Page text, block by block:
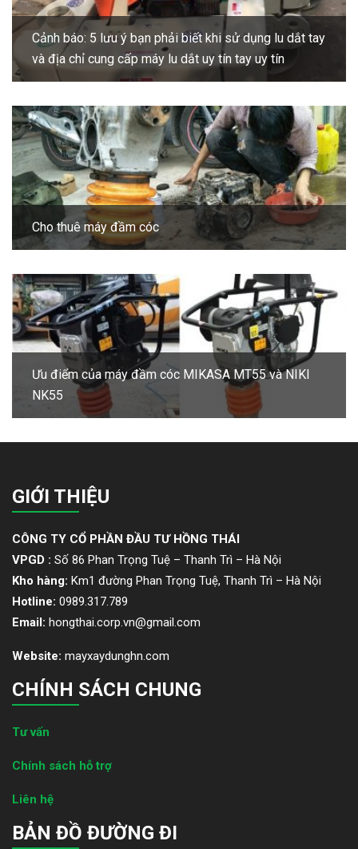
Cảnh báo: 5 lưu ý bạn phải biết khi sử dụng lu dắt tay
và địa chỉ cung cấp máy lu dắt uy tín tay uy tín
Cho thuê máy đầm cóc
Ưu điểm của máy đầm cóc MIKASA MT55 và NIKI
NK55
GIỚI THIỆU
CÔNG TY CỔ PHẦN ĐẦU TƯ HỒNG THÁI
VPGD : Số 86 Phan Trọng Tuệ – Thanh Trì – Hà Nội
Kho hàng: Km1 đường Phan Trọng Tuệ, Thanh Trì – Hà Nội
Hotline: 0989.317.789
Email: hongthai.corp.vn@gmail.com
Website: mayxaydunghn.com
CHÍNH SÁCH CHUNG
Tư vấn
Chính sách hỗ trợ
Liên hệ
BẢN ĐỒ ĐƯỜNG ĐI